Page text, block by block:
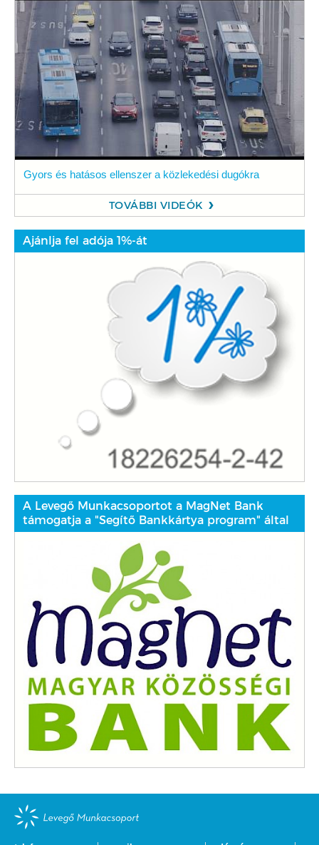
Gyors és hatásos ellenszer a közlekedési dugókra
TOVÁBBI VIDEÓK
Ajánlja fel adója 1%-át
A Levegő Munkacsoportot a MagNet Bank
támogatja a "Segítő Bankkártya program" által